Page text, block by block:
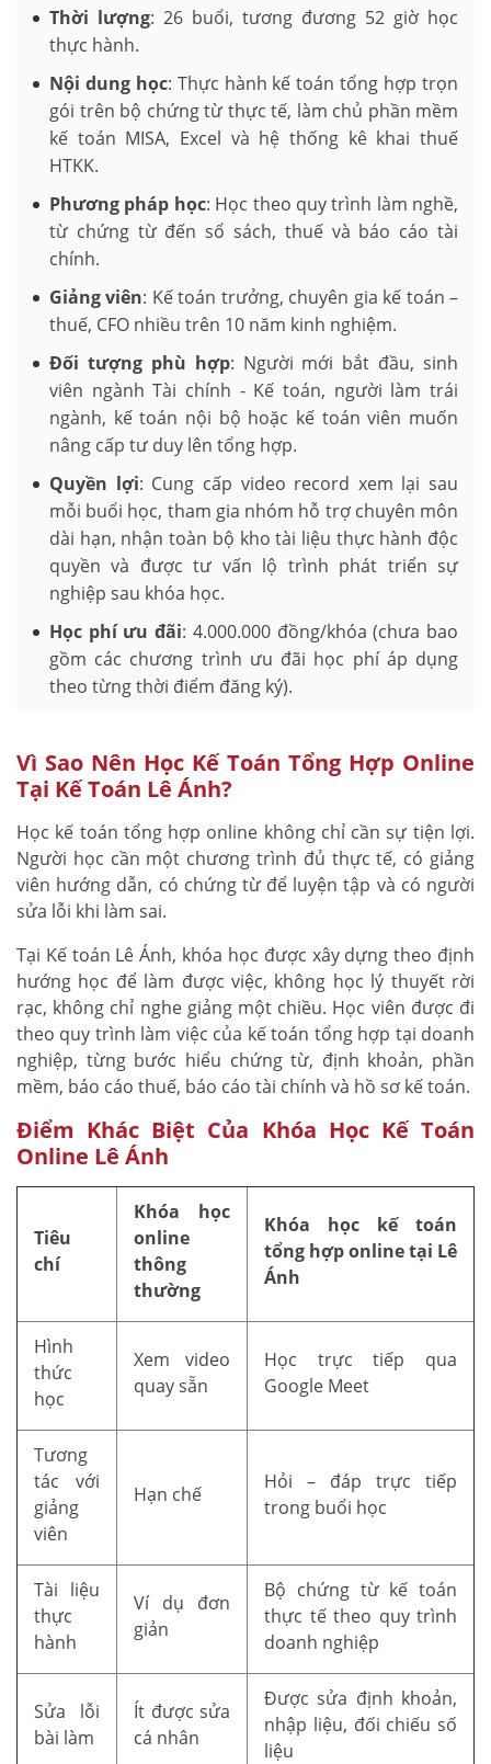
Thời lượng: 26 buổi, tương đương 52 giờ học
thực hành.
Nội dung học: Thực hành kế toán tổng hợp trọn
gói trên bộ chứng từ thực tế, làm chủ phần mềm
kế toán MISA, Excel và hệ thống kê khai thuế
HTKK.
Phương pháp học: Học theo quy trình làm nghề,
từ chứng từ đến sổ sách, thuế và báo cáo tài
chính.
Giảng viên: Kế toán trưởng, chuyên gia kế toán –
thuế, CFO nhiều trên 10 năm kinh nghiệm.
Đối tượng phù hợp: Người mới bắt đầu, sinh
viên ngành Tài chính - Kế toán, người làm trái
ngành, kế toán nội bộ hoặc kế toán viên muốn
nâng cấp tư duy lên tổng hợp.
Quyền lợi: Cung cấp video record xem lại sau
mỗi buổi học, tham gia nhóm hỗ trợ chuyên môn
dài hạn, nhận toàn bộ kho tài liệu thực hành độc
quyền và được tư vấn lộ trình phát triển sự
nghiệp sau khóa học.
Học phí ưu đãi: 4.000.000 đồng/khóa (chưa bao
gồm các chương trình ưu đãi học phí áp dụng
theo từng thời điểm đăng ký).
Vì Sao Nên Học Kế Toán Tổng Hợp Online
Tại Kế Toán Lê Ánh?
Học kế toán tổng hợp online không chỉ cần sự tiện lợi.
Người học cần một chương trình đủ thực tế, có giảng
viên hướng dẫn, có chứng từ để luyện tập và có người
sửa lỗi khi làm sai.
Tại Kế toán Lê Ánh, khóa học được xây dựng theo định
hướng học để làm được việc, không học lý thuyết rời
rạc, không chỉ nghe giảng một chiều. Học viên được đi
theo quy trình làm việc của kế toán tổng hợp tại doanh
nghiệp, từng bước hiểu chứng từ, định khoản, phần
mềm, báo cáo thuế, báo cáo tài chính và hồ sơ kế toán.
Điểm Khác Biệt Của Khóa Học Kế Toán
Online Lê Ánh
Tiêu
chí
Khóa học
online
thông
thường
Khóa học kế toán
tổng hợp online tại Lê
Ánh
Hình
thức
học
Xem video
quay sẵn
Học trực tiếp qua
Google Meet
Tương
tác với
giảng
viên
Hạn chế
Hỏi – đáp trực tiếp
trong buổi học
Tài liệu
thực
hành
Ví dụ đơn
giản
Bộ chứng từ kế toán
thực tế theo quy trình
doanh nghiệp
Sửa lỗi
bài làm
Ít được sửa
cá nhân
Được sửa định khoản,
nhập liệu, đối chiếu số
liệu